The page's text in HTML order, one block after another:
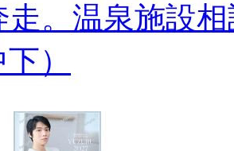
走。温泉施設
）